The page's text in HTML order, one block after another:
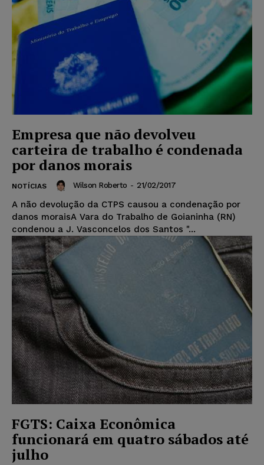
Empresa que não devolveu
carteira de trabalho é condenada
por danos morais
NOTÍCIAS Wilson Roberto - 21/02/2017
A não devolução da CTPS causou a condenação por
danos moraisA Vara do Trabalho de Goianinha (RN)
condenou a J. Vasconcelos dos Santos "...
FGTS: Caixa Econômica
funcionará em quatro sábados até
julho